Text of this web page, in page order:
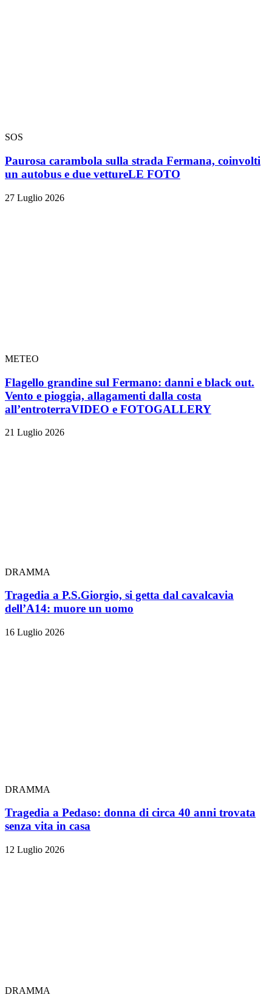
SOS
Paurosa carambola sulla strada Fermana, coinvolti
un autobus e due vettureLE FOTO
27 Luglio 2026
METEO
Flagello grandine sul Fermano: danni e black out.
Vento e pioggia, allagamenti dalla costa
all’entroterraVIDEO e FOTOGALLERY
21 Luglio 2026
DRAMMA
Tragedia a P.S.Giorgio, si getta dal cavalcavia
dell’A14: muore un uomo
16 Luglio 2026
DRAMMA
Tragedia a Pedaso: donna di circa 40 anni trovata
senza vita in casa
12 Luglio 2026
DRAMMA